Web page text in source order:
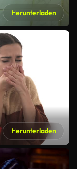
Herunterladen
Herunterladen